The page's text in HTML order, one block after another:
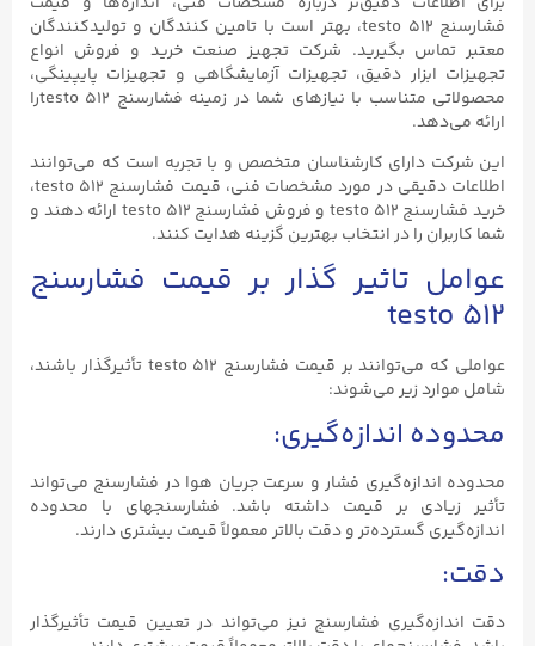
فشارسنج testo ۵۱۲، بهتر است با تامین کنندگان و تولیدکنندگان
معتبر تماس بگیرید. شرکت تجهیز صنعت خرید و فروش انواع
تجهیزات ابزار دقیق، تجهیزات آزمایشگاهی و تجهیزات پایپینگی،
محصولاتی متناسب با نیازهای شما در زمینه فشارسنج testo 512را
ارائه می‌دهد.
این شرکت دارای کارشناسان متخصص و با تجربه است که می‌توانند
اطلاعات دقیقی در مورد مشخصات فنی، قیمت فشارسنج testo ۵۱۲،
خرید فشارسنج testo ۵۱۲ و فروش فشارسنج testo ۵۱۲ ارائه دهند و
شما کاربران را در انتخاب بهترین گزینه هدایت کنند.
عوامل تاثیر گذار بر قیمت فشارسنج
testo ۵۱۲
عواملی که می‌توانند بر قیمت فشارسنج testo ۵۱۲ تأثیرگذار باشند،
شامل موارد زیر می‌شوند:
محدوده اندازه‌گیری:
محدوده اندازه‌گیری فشار و سرعت جریان هوا در فشارسنج می‌تواند
تأثیر زیادی بر قیمت داشته باشد. فشارسنجهای با محدوده
اندازه‌گیری گسترده‌تر و دقت بالاتر معمولاً قیمت بیشتری دارند.
دقت:
دقت اندازه‌گیری فشارسنج نیز می‌تواند در تعیین قیمت تأثیرگذار